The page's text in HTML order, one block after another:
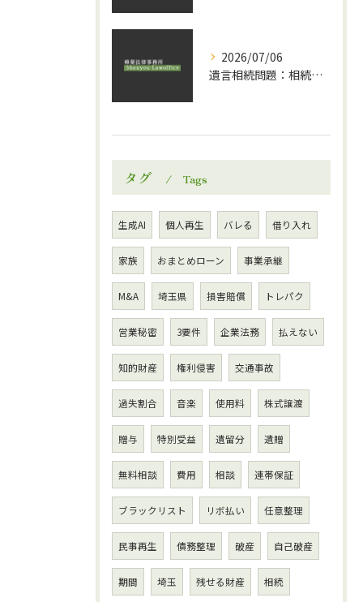
2026/07/06
遺言相続問題：相続ニュース
タグ Tags
生成AI 個人再生 バレる 借り入れ
家族 おまとめローン 事業承継
M&A 埼玉県 損害賠償 トレパク
営業秘密 3要件 企業法務 払えない
知的財産 権利侵害 交通事故
過失割合 音楽 使用料 株式譲渡
贈与 特別受益 遺留分 遺贈
無料相談 費用 相談 連帯保証
ブラックリスト リボ払い 任意整理
民事再生 債務整理 破産 自己破産
期間 埼玉 残せる財産 相続